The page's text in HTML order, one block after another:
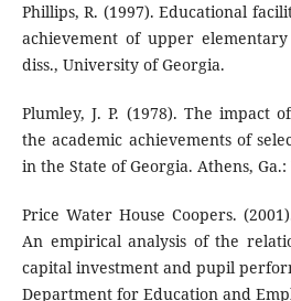
Phillips, R. (1997). Educational
achievement of upper
diss., University of Georgia.
Plumley, J. P. (1978). The impact
the academic achievements of
in the State of Georgia. Athens,
Price Water House Coopers.
An empirical analysis of the
capital investment and pupil
Department for Education and